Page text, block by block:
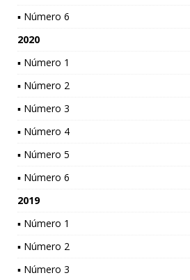
▪ Número 6
2020
▪ Número 1
▪ Número 2
▪ Número 3
▪ Número 4
▪ Número 5
▪ Número 6
2019
▪ Número 1
▪ Número 2
▪ Número 3